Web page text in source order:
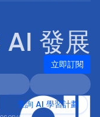
查詢 AI 學習計劃
發展
立即訂閱